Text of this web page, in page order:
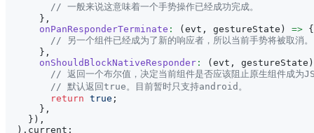
// 一般来说这意味着一个手势操作已经成功完成。
} ,
onPanResponderTerminate : ( evt , gestureState ) => {
// 另一个组件已经成为了新的响应者，所以当前手势将被取消。
} ,
onShouldBlockNativeResponder : ( evt , gestureState )
// 返回一个布尔值，决定当前组件是否应该阻止原生组件成为
// 默认返回true。目前暂时只支持android。
return true ;
} ,
} ) ,
) . current ;